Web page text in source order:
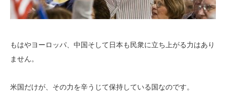
もはやヨーロッパ、中国そして日本も民衆に立ち上がる力はあり
ません。
米国だけが、その力を辛うじて保持している国なのです。